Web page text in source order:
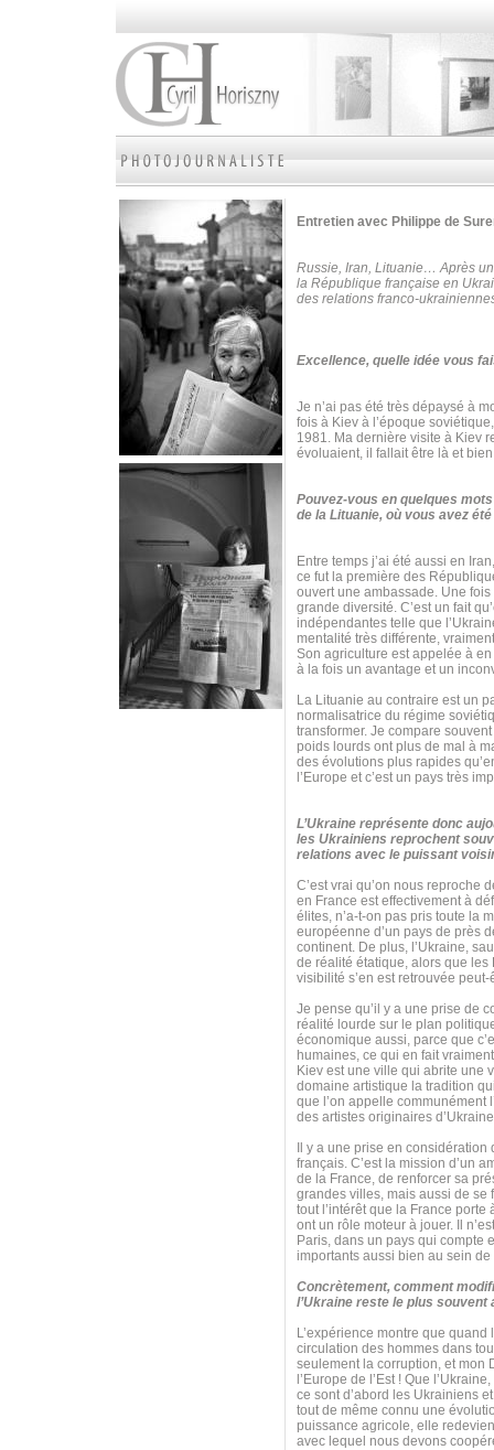
Entretien avec Philippe de
Russie, Iran, Lituanie… Après
la République française en
des relations franco-
Excellence, quelle idée vous
Je n’ai pas été très dépaysé à
fois à Kiev à l’époque
1981. Ma dernière visite à Kiev
évoluaient, il fallait être là et
Pouvez-vous en quelques
de la Lituanie, où vous avez
Entre temps j’ai été aussi en
ce fut la première des
ouvert une ambassade. Une
grande diversité. C’est un fait
indépendantes telle que
mentalité très différente,
Son agriculture est appelée à
à la fois un avantage et un
La Lituanie au contraire est un
normalisatrice du régime
transformer. Je compare
poids lourds ont plus de mal à
des évolutions plus rapides
l’Europe et c’est un pays très
L’Ukraine représente donc
les Ukrainiens reprochent
relations avec le puissant
C’est vrai qu’on nous reproche
en France est effectivement à
élites, n’a-t-on pas pris toute la
européenne d’un pays de près
continent. De plus, l’Ukraine,
de réalité étatique, alors que les
visibilité s’en est retrouvée
Je pense qu’il y a une prise de
réalité lourde sur le plan
économique aussi, parce que
humaines, ce qui en fait
Kiev est une ville qui abrite une
domaine artistique la tradition
que l’on appelle communément
des artistes originaires
Il y a une prise en
français. C’est la mission d’un
de la France, de renforcer sa
grandes villes, mais aussi de se
tout l’intérêt que la France
ont un rôle moteur à jouer. Il
Paris, dans un pays qui compte
importants aussi bien au sein de
Concrètement, comment
l’Ukraine reste le plus
L’expérience montre que
circulation des hommes dans
seulement la corruption, et mon
l’Europe de l’Est ! Que
ce sont d’abord les Ukrainiens
tout de même connu une
puissance agricole, elle
avec lequel nous devons